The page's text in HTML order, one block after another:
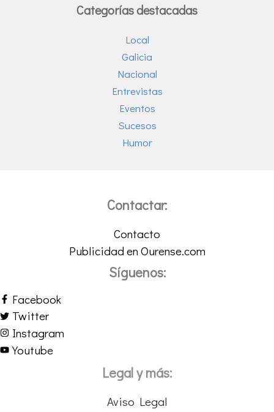
Categorías destacadas
Local
Galicia
Nacional
Entrevistas
Eventos
Sucesos
Humor
Contactar:
Contacto
Publicidad en Ourense.com
Síguenos:
Facebook
Twitter
Instagram
Youtube
Legal y más:
Aviso Legal